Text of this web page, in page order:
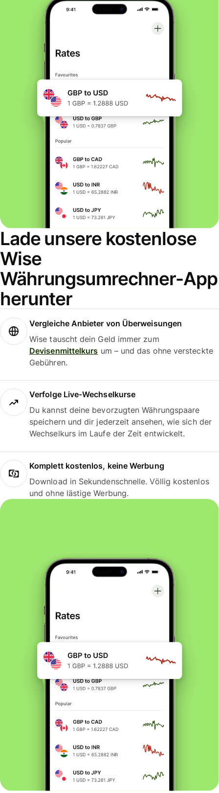
Lade unsere kostenlose
Wise
Währungsumrechner-App
herunter
Vergleiche Anbieter von Überweisungen
Wise tauscht dein Geld immer zum
Devisenmittelkurs um – und das ohne versteckte
Gebühren.
Verfolge Live-Wechselkurse
Du kannst deine bevorzugten Währungspaare
speichern und dir jederzeit ansehen, wie sich der
Wechselkurs im Laufe der Zeit entwickelt.
Komplett kostenlos, keine Werbung
Download in Sekundenschnelle. Völlig kostenlos
und ohne lästige Werbung.